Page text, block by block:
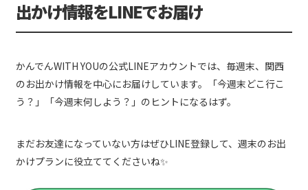
出かけ情報をLINEでお届け
かんでんWITH YOUの公式LINEアカウントでは、毎週末、関西
のお出かけ情報を中心にお届けしています。「今週末どこ行こ
う？」「今週末何しよう？」のヒントになるはず。
まだお友達になっていない方はぜひLINE登録して、週末のお出
かけプランに役立ててくださいね✨